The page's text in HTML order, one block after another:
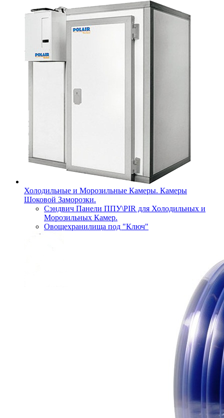
Холодильные и Морозильные Камеры. Камеры
Шоковой Заморозки.
Сэндвич Панели ППУ\PIR для Холодильных и
Морозильных Камер.
Овощехранилища под "Ключ"